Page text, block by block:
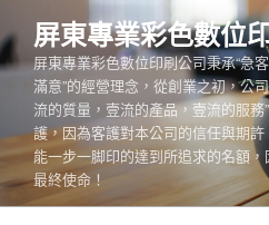
至
主
容
屏東專業彩色數位
屏東專業彩色數位印刷公司秉承“急
滿意”的經營理念，從創業之初，公
流的質量，壹流的產品，壹流的服
護，因為客護對本公司的信任與期
能一步一脚印的達到所追求的名額
最終使命！